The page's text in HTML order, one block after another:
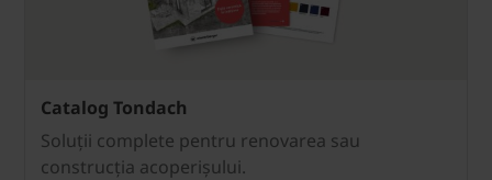
Catalog Tondach
Soluții complete pentru renovarea sau
construcția acoperișului.